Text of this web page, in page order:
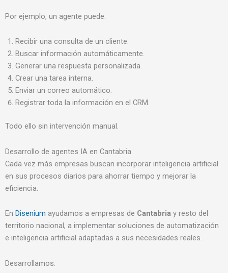
Por ejemplo, un agente puede:
Recibir una consulta de un cliente.
Buscar información automáticamente.
Generar una respuesta personalizada.
Crear una tarea interna.
Enviar un correo automático.
Registrar toda la información en el CRM.
Todo ello sin intervención manual.
Desarrollo de agentes IA en Cantabria
Cada vez más empresas buscan incorporar inteligencia artificial
en sus procesos diarios para ahorrar tiempo y mejorar la
eficiencia.
En Disenium ayudamos a empresas de Cantabria y resto del
territorio nacional, a implementar soluciones de automatización
e inteligencia artificial adaptadas a sus necesidades reales.
Desarrollamos: